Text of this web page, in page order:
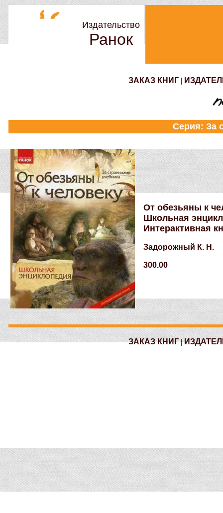
Издательство
Ранок
ЗАКАЗ КНИГ |
Серия: За
От обезьяны к
Школьная
Интерактивная
Задорожный К. Н.
300.00
ЗАКАЗ КНИГ|